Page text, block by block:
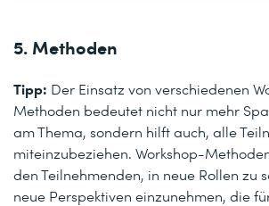
5. Methoden
Tipp: Der Einsatz von verschiedenen
Methoden bedeutet nicht nur mehr
am Thema, sondern hilft auch, alle
miteinzubeziehen. Workshop-
den Teilnehmenden, in neue Rollen zu
neue Perspektiven einzunehmen, die